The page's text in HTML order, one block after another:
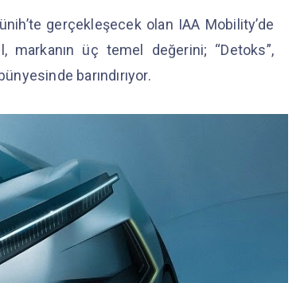
gerçekleşecek olan IAA Mobility’de
üç temel değerini; “Detoks”,
barındırıyor.